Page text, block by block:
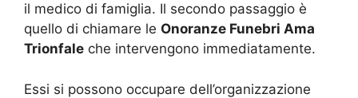
il medico di famiglia. Il secondo passaggio è
quello di chiamare le Onoranze Funebri Ama
Trionfale che intervengono immediatamente.
Essi si possono occupare dell’organizzazione